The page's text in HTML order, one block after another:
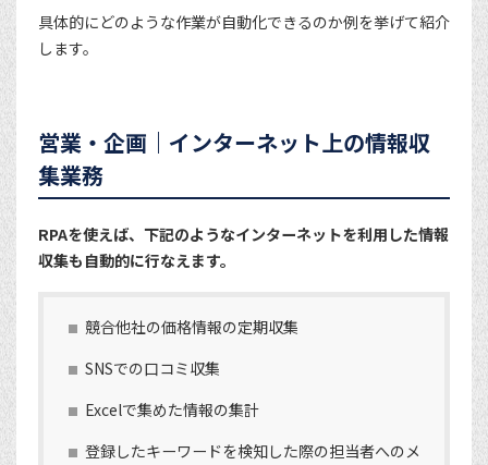
具体的にどのような作業が自動化できるのか例を挙げて紹介
します。
営業・企画｜インターネット上の情報収
集業務
RPAを使えば、下記のようなインターネットを利用した情報
収集も自動的に行なえます。
競合他社の価格情報の定期収集
SNSでの口コミ収集
Excelで集めた情報の集計
登録したキーワードを検知した際の担当者へのメ